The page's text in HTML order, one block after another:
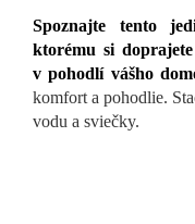
Spoznajte tento
ktorému si
v pohodlí vášho
komfort a pohodlie.
vodu a sviečky.